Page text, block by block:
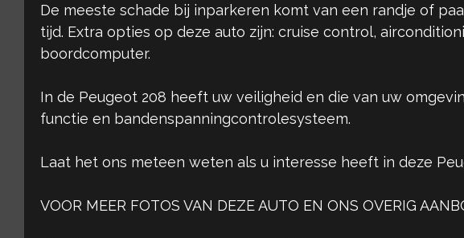
De meeste schade bij inparkeren komt van een randje of
tijd. Extra opties op deze auto zijn: cruise control,
boordcomputer.
In de Peugeot 208 heeft uw veiligheid en die van uw
functie en bandenspanningcontrolesysteem.
Laat het ons meteen weten als u interesse heeft in deze
VOOR MEER FOTOS VAN DEZE AUTO EN ONS OVERIG